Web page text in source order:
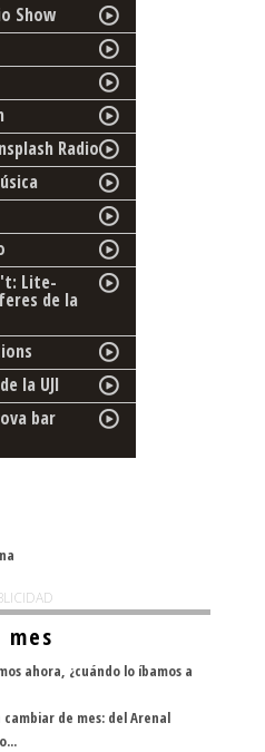
Show
Radio
Lite-
de la
la UJI
bar
ahora, ¿cuándo lo íbamos a
de mes: del Arenal